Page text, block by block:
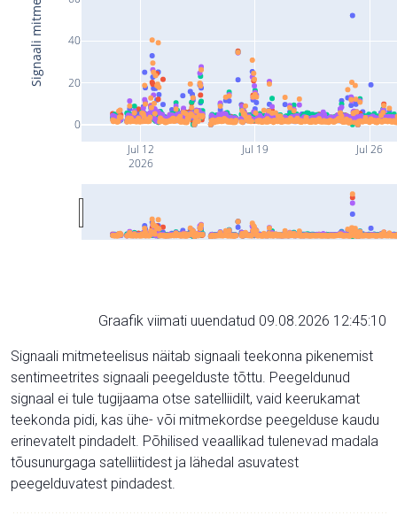
Jul 12
2026
Jul 19 Jul 26
0
20
40
Graafik viimati uuendatud 09.08.2026 12:45:10
Signaali mitmeteelisus näitab signaali teekonna pikenemist
sentimeetrites signaali peegelduste tõttu. Peegeldunud
signaal ei tule tugijaama otse satelliidilt, vaid keerukamat
teekonda pidi, kas ühe- või mitmekordse peegelduse kaudu
erinevatelt pindadelt. Põhilised veaallikad tulenevad madala
tõusunurgaga satelliitidest ja lähedal asuvatest
peegelduvatest pindadest.